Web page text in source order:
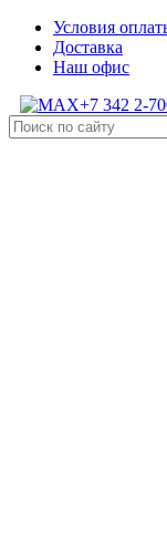
Условия
Доставка
Наш офис
+7 342 2-